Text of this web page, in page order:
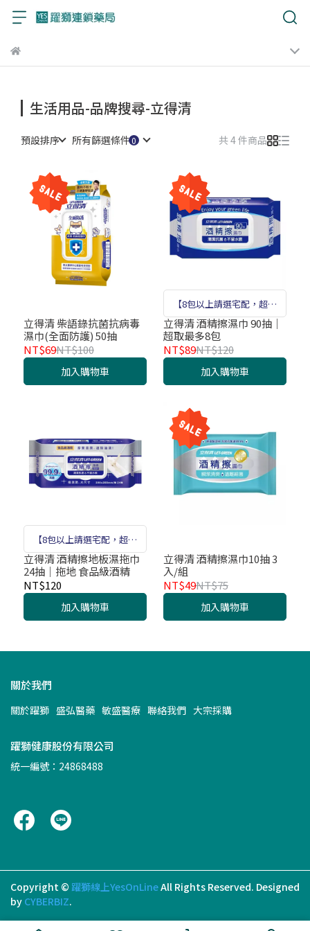
生活用品-品牌搜尋-立得清
預設排序 所有篩選條件 共 4 件商品
立得清 柴語錄抗菌抗病毒
濕巾(全面防護) 50抽
NT$69NT$100
加入購物車
【8包以上請選宅配，超商
不收】
立得清 酒精擦濕巾 90抽｜
超取最多8包
NT$89NT$120
加入購物車
【8包以上請選宅配，超商
不收】
立得清 酒精擦地板濕拖巾
24抽｜拖地 食品級酒精
NT$120
加入購物車
立得清 酒精擦濕巾10抽 3
入/組
NT$49NT$75
加入購物車
關於我們
關於躍獅 盛弘醫藥 敏盛醫療 聯絡我們 大宗採購
躍獅健康股份有限公司
統一編號：24868488
Copyright © 躍獅線上YesOnLineAll Rights Reserved. Designed
by CYBERBIZ.